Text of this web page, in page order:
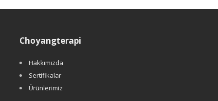
Choyangterapi
Hakkımızda
Sertifikalar
Ürünlerimiz